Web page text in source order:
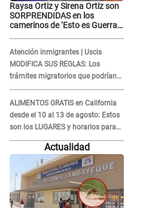
Raysa Ortiz y Sirena Ortiz son
SORPRENDIDAS en los
camerinos de ‘Esto es Guerra’
Gabriel Moisés: “Gracias”
Atención inmigrantes | Uscis
MODIFICA SUS REGLAS: Los
trámites migratorios que podrían
necesitar tu prueba de ADN
ALIMENTOS GRATIS en California
desde el 10 al 13 de agosto: Estos
son los LUGARES y horarios para
recibir la ayuda
Actualidad